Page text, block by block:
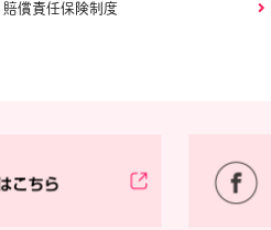
賠償責任保険制度